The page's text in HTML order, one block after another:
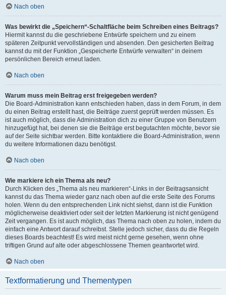
Nach oben
Was bewirkt die „Speichern“-Schaltfläche beim Schreiben eines Beitrags?
Hiermit kannst du die geschriebene Entwürfe speichern und zu einem
späteren Zeitpunkt vervollständigen und absenden. Den gesicherten Beitrag
kannst du mit der Funktion „Gespeicherte Entwürfe verwalten“ in deinem
persönlichen Bereich erneut laden.
Nach oben
Warum muss mein Beitrag erst freigegeben werden?
Die Board-Administration kann entschieden haben, dass in dem Forum, in dem
du einen Beitrag erstellt hast, die Beiträge zuerst geprüft werden müssen. Es
ist auch möglich, dass die Administration dich zu einer Gruppe von Benutzern
hinzugefügt hat, bei denen sie die Beiträge erst begutachten möchte, bevor sie
auf der Seite sichtbar werden. Bitte kontaktiere die Board-Administration, wenn
du weitere Informationen dazu benötigst.
Nach oben
Wie markiere ich ein Thema als neu?
Durch Klicken des „Thema als neu markieren“-Links in der Beitragsansicht
kannst du das Thema wieder ganz nach oben auf die erste Seite des Forums
holen. Wenn du den entsprechenden Link nicht siehst, dann ist die Funktion
möglicherweise deaktiviert oder seit der letzten Markierung ist nicht genügend
Zeit vergangen. Es ist auch möglich, das Thema nach oben zu holen, indem du
einfach eine Antwort darauf schreibst. Stelle jedoch sicher, dass du die Regeln
dieses Boards beachtest! Es wird meist nicht gerne gesehen, wenn ohne
triftigen Grund auf alte oder abgeschlossene Themen geantwortet wird.
Nach oben
Textformatierung und Thementypen